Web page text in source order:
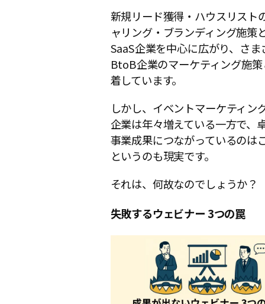
新規リード獲得・ハウスリスト
ャリング・ブランディング施策
SaaS企業を中心に広がり、さま
BtoB企業のマーケティング施
着しています。
しかし、イベントマーケティン
企業は年々増えている一方で、
事業成果につながっているのは
というのも現実です。
それは、何故なのでしょうか？
失敗するウェビナー 3つの罠